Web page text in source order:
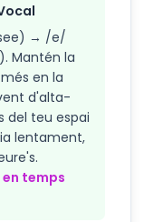
→ /e/
la
en la
d'alta-
del teu espai
lentament,
temps